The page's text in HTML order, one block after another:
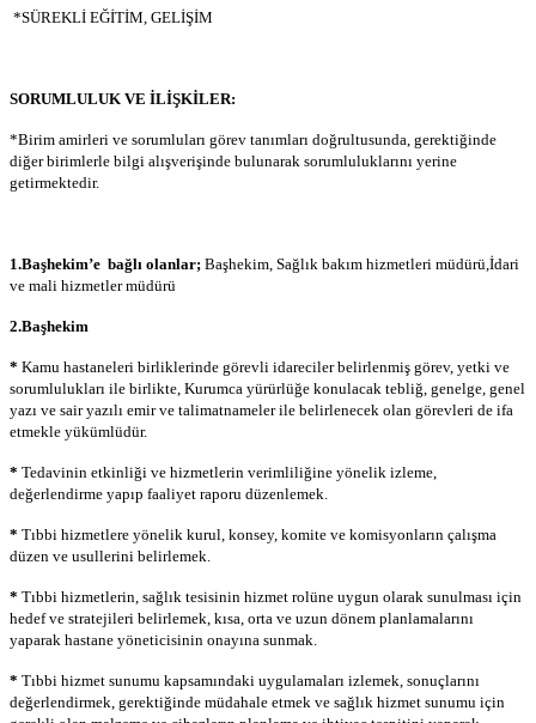
*SÜREKLİ EĞİTİM, GELİŞİM
SORUMLULUK VE İLİŞKİLER:
*Birim amirleri ve sorumluları görev tanımları doğrultusunda, gerektiğinde
diğer birimlerle bilgi alışverişinde bulunarak sorumluluklarını yerine
getirmektedir.
1.Başhekim’e bağlı olanlar; Başhekim, Sağlık bakım hizmetleri müdürü,İdari
ve mali hizmetler müdürü
2.Başhekim
* Kamu hastaneleri birliklerinde görevli idareciler belirlenmiş görev, yetki ve
sorumlulukları ile birlikte, Kurumca yürürlüğe konulacak tebliğ, genelge, genel
yazı ve sair yazılı emir ve talimatnameler ile belirlenecek olan görevleri de ifa
etmekle yükümlüdür.
* Tedavinin etkinliği ve hizmetlerin verimliliğine yönelik izleme,
değerlendirme yapıp faaliyet raporu düzenlemek.
* Tıbbi hizmetlere yönelik kurul, konsey, komite ve komisyonların çalışma
düzen ve usullerini belirlemek.
* Tıbbi hizmetlerin, sağlık tesisinin hizmet rolüne uygun olarak sunulması için
hedef ve stratejileri belirlemek, kısa, orta ve uzun dönem planlamalarını
yaparak hastane yöneticisinin onayına sunmak.
* Tıbbi hizmet sunumu kapsamındaki uygulamaları izlemek, sonuçlarını
değerlendirmek, gerektiğinde müdahale etmek ve sağlık hizmet sunumu için